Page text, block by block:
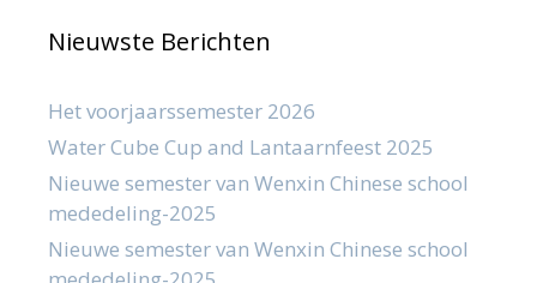
Nieuwste Berichten
Het voorjaarssemester 2026
Water Cube Cup and Lantaarnfeest 2025
Nieuwe semester van Wenxin Chinese school
mededeling-2025
Nieuwe semester van Wenxin Chinese school